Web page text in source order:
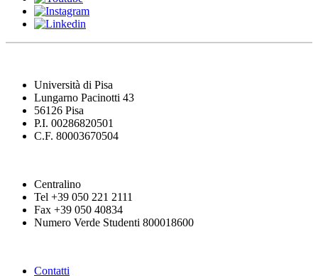
Università di Pisa
Lungarno Pacinotti 43
56126 Pisa
P.I. 00286820501
C.F. 80003670504
Centralino
Tel +39 050 221 2111
Fax +39 050 40834
Numero Verde Studenti 800018600
Contatti